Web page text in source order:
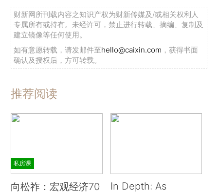
财新网所刊载内容之知识产权为财新传媒及/或相关权利人
专属所有或持有。未经许可，禁止进行转载、摘编、复制及
建立镜像等任何使用。
如有意愿转载，请发邮件至hello@caixin.com ，获得书面
确认及授权后，方可转载。
推荐阅读
私房课
向松祚：宏观经济70
In Depth: As